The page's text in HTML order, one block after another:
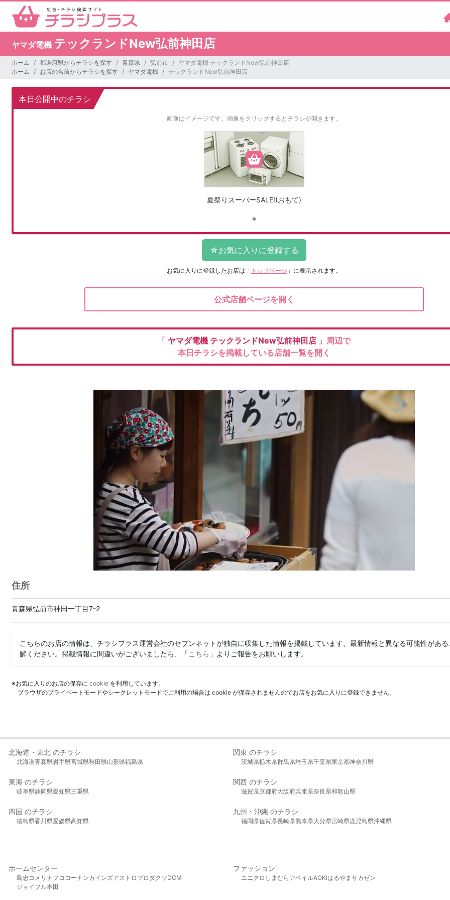
ヤマダ電機 テックランドNew弘前神田店
ホーム 都道府県からチラシを探す 青森県 弘前市
ヤマダ電機 テックランドNew弘前神田店
ホーム
お店の名前からチラシを探す ヤマダ電機 テックランドNew弘前神田店
本日公開中のチラシ
画像はイメージです。 画像をクリックするとチラシが開きます。
夏祭りスーパーSALE!(おもて)
お気に入りに登録したお店は 「 トップページ 」に表示されます。
公式店舗ページを開く
「 ヤマダ電機 テックランドNew弘前神田店 」周辺で
本日チラシを掲載している店舗一覧を開く
住所
青森県弘前市神田一丁目7-2
こちらのお店の情報は、チラシプラス運営会社のセブンネットが独自に収集した情報を掲載しています。最新情報と異なる可能性があ
解ください。掲載情報に間違いがございましたら、「こちら 」よりご報告をお願いします。
※お気に入りのお店の保存に cookie を利用しています。
ブラウザのプライベートモードやシークレットモードでご利用の場合は cookie が保存されませんのでお店をお気に入りに登録できません。
北海道・東北 のチラシ
北海道青森県岩手県宮城県秋田県山形県福島県
関東 のチラシ
茨城県栃木県群馬県埼玉県千葉県東京都神奈川県
東海 のチラシ
岐阜県静岡県愛知県三重県
関西 のチラシ
滋賀県京都府大阪府兵庫県奈良県和歌山県
四国 のチラシ
徳島県香川県愛媛県高知県
九州・沖縄 のチラシ
福岡県佐賀県長崎県熊本県大分県宮崎県鹿児島県沖縄県
ホームセンター
島忠 コメリ ナフコ コーナンカインズアストロプロダクツDCM
ジョイフル本田
ファッション
ユニクロ しまむら アベイルAOKIはるやま サカゼン